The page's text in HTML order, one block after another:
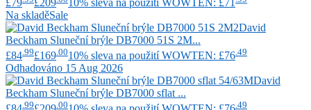
Na skladěSale
David
Beckham Sluneční brýle DB7000 51S 2M...
£84 .99£169 .0010% sleva na použití WOWTEN: £76 .49
Odhadováno 15 Aug 2026
David
Beckham Sluneční brýle DB7000 sflat ...
.99 .00 .49